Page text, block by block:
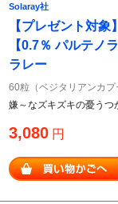
Solaray社
【プレゼント対
【0.7％ パルテ
ラレー
60粒（ベジタリアンカ
嫌～なズキズキの憂うつ
3,080 円